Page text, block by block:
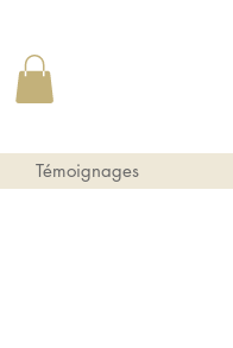
Témoignages